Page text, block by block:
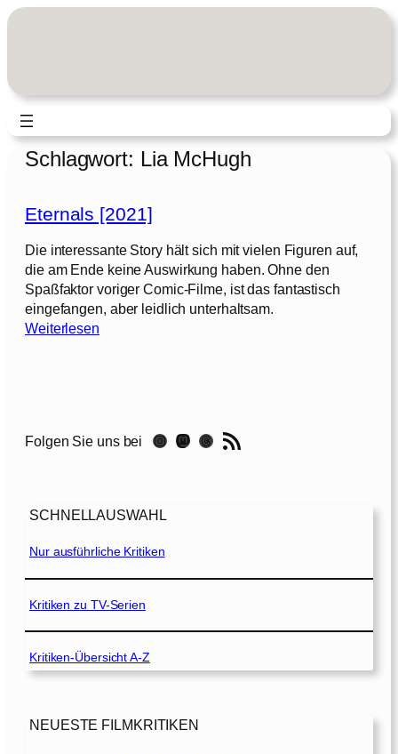
Zum
Schlagwort: Lia McHugh
Eternals [2021]
Die interessante Story hält sich mit vielen Figuren auf,
die am Ende keine Auswirkung haben. Ohne den
Spaßfaktor voriger Comic-Filme, ist das fantastisch
eingefangen, aber leidlich unterhaltsam.
Weiterlesen:
a
2
2
1
]
Folgen Sie uns bei Instagram Mastodon Threads RSS-Feed
SCHNELLAUSWAHL
Nur ausführliche Kritiken
Kritiken zu TV-Serien
Kritiken-Übersicht A-Z
NEUESTE FILMKRITIKEN